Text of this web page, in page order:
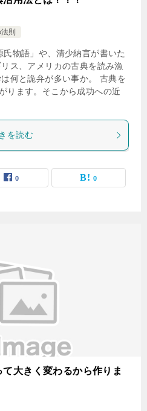
則
物語」や、清少納言が書いた
ス、アメリカの古典を読み漁
何と詭弁が多い事か。 古典を
ります。そこから成功への近
を読む
0 0
大きく変わるから作りま